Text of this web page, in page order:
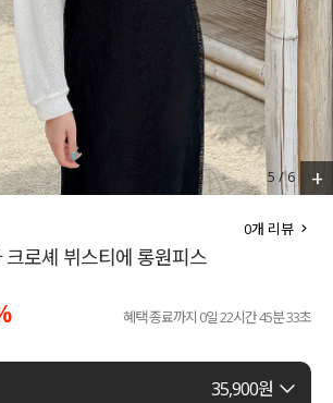
언더웨어
ACC
5 /6 +
크로셰 뷔스티에 롱원피스
0개 리뷰
혜택 종료까지 0일 22시간 45분 33초
35,900원